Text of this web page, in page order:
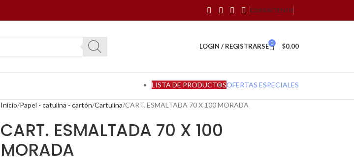
CONTÁCTENOS
LOGIN / REGISTRARSE 0 $0.00
LISTA DE PRODUCTOSOFERTAS ESPECIALES
Inicio Papel - catulina - cartón Cartulina CART. ESMALTADA 70 X 100 MORADA
CART. ESMALTADA 70 X 100
MORADA